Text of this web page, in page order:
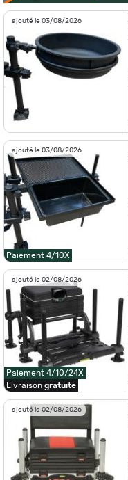
ajouté le 03/08/2026
ajouté le 03/08/2026
Paiement 4/10X
ajouté le 02/08/2026
Paiement 4/10/24X
Livraison gratuite
ajouté le 02/08/2026